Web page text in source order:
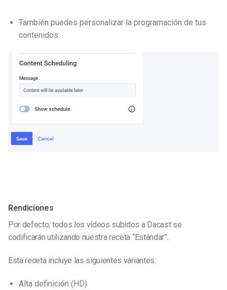
También puedes personalizar la programación de tus
contenidos:
Rendiciones
Por defecto, todos los vídeos subidos a Dacast se
codificarán utilizando nuestra receta “Estándar”.
Esta receta incluye las siguientes variantes:
Alta definición (HD)